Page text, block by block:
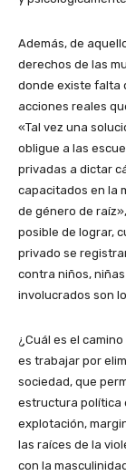
Además, de
derechos de las
donde existe falta
acciones reales
«Tal vez una
obligue a las
privadas a dictar
capacitados en la
de género de
posible de lograr,
privado se
contra niños,
involucrados son
¿Cuál es el
es trabajar por
sociedad, que
estructura política
explotación,
las raíces de la
con la